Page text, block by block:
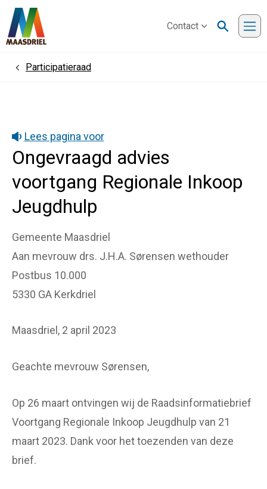
Contact
HomeParticipatieraad
Lees pagina voor
Ongevraagd advies
voortgang Regionale Inkoop
Jeugdhulp
Gemeente Maasdriel
Aan mevrouw drs. J.H.A. Sørensen wethouder
Postbus 10.000
5330 GA Kerkdriel
Maasdriel, 2 april 2023
Geachte mevrouw Sørensen,
Op 26 maart ontvingen wij de Raadsinformatiebrief
Voortgang Regionale Inkoop Jeugdhulp van 21
maart 2023. Dank voor het toezenden van deze
brief.